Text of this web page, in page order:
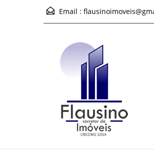
Email :